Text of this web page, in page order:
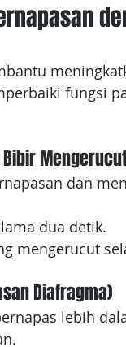
fungsi
dan
dua detik.
mengerucut
Diafragma)
lebih